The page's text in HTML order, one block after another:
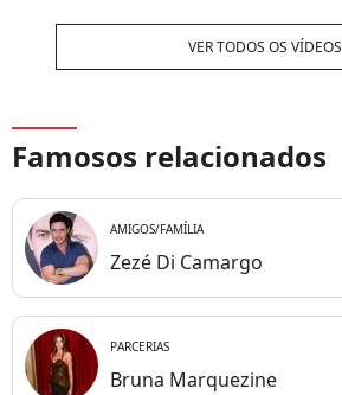
Camargo
VER TODOS OS VÍDEOS
Famosos relacionados
AMIGOS/FAMÍLIA
Zezé Di Camargo
PARCERIAS
Bruna Marquezine